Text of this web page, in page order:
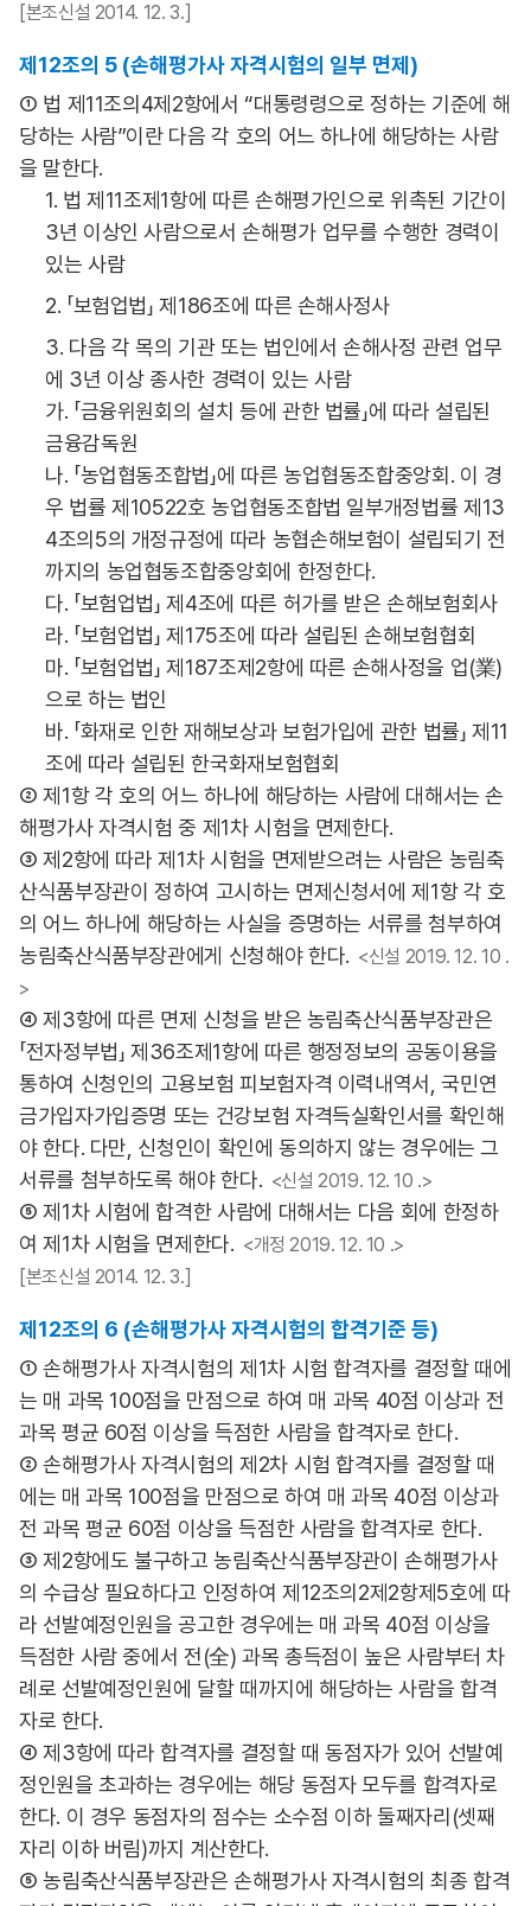
[본조신설 2014. 12. 3.]
제12조의 5 (손해평가사 자격시험의 일부 면제)
① 법 제11조의4제2항에서 “대통령령으로 정하는 기준에 해
당하는 사람”이란 다음 각 호의 어느 하나에 해당하는 사람
을 말한다.
1. 법 제11조제1항에 따른 손해평가인으로 위촉된 기간이
3년 이상인 사람으로서 손해평가 업무를 수행한 경력이
있는 사람
2. 「보험업법」 제186조에 따른 손해사정사
3. 다음 각 목의 기관 또는 법인에서 손해사정 관련 업무
에 3년 이상 종사한 경력이 있는 사람
가. 「금융위원회의 설치 등에 관한 법률」에 따라 설립된
금융감독원
나. 「농업협동조합법」에 따른 농업협동조합중앙회. 이 경
우 법률 제10522호 농업협동조합법 일부개정법률 제13
4조의5의 개정규정에 따라 농협손해보험이 설립되기 전
까지의 농업협동조합중앙회에 한정한다.
다. 「보험업법」 제4조에 따른 허가를 받은 손해보험회사
라. 「보험업법」 제175조에 따라 설립된 손해보험협회
마. 「보험업법」 제187조제2항에 따른 손해사정을 업(業)
으로 하는 법인
바. 「화재로 인한 재해보상과 보험가입에 관한 법률」 제11
조에 따라 설립된 한국화재보험협회
② 제1항 각 호의 어느 하나에 해당하는 사람에 대해서는 손
해평가사 자격시험 중 제1차 시험을 면제한다.
③ 제2항에 따라 제1차 시험을 면제받으려는 사람은 농림축
산식품부장관이 정하여 고시하는 면제신청서에 제1항 각 호
의 어느 하나에 해당하는 사실을 증명하는 서류를 첨부하여
농림축산식품부장관에게 신청해야 한다. <신설 2019. 12. 10 .
>
④ 제3항에 따른 면제 신청을 받은 농림축산식품부장관은
「전자정부법」 제36조제1항에 따른 행정정보의 공동이용을
통하여 신청인의 고용보험 피보험자격 이력내역서, 국민연
금가입자가입증명 또는 건강보험 자격득실확인서를 확인해
야 한다. 다만, 신청인이 확인에 동의하지 않는 경우에는 그
서류를 첨부하도록 해야 한다. <신설 2019. 12. 10 .>
⑤ 제1차 시험에 합격한 사람에 대해서는 다음 회에 한정하
여 제1차 시험을 면제한다. <개정 2019. 12. 10 .>
[본조신설 2014. 12. 3.]
제12조의 6 (손해평가사 자격시험의 합격기준 등)
① 손해평가사 자격시험의 제1차 시험 합격자를 결정할 때에
는 매 과목 100점을 만점으로 하여 매 과목 40점 이상과 전
과목 평균 60점 이상을 득점한 사람을 합격자로 한다.
② 손해평가사 자격시험의 제2차 시험 합격자를 결정할 때
에는 매 과목 100점을 만점으로 하여 매 과목 40점 이상과
전 과목 평균 60점 이상을 득점한 사람을 합격자로 한다.
③ 제2항에도 불구하고 농림축산식품부장관이 손해평가사
의 수급상 필요하다고 인정하여 제12조의2제2항제5호에 따
라 선발예정인원을 공고한 경우에는 매 과목 40점 이상을
득점한 사람 중에서 전(全) 과목 총득점이 높은 사람부터 차
례로 선발예정인원에 달할 때까지에 해당하는 사람을 합격
자로 한다.
④ 제3항에 따라 합격자를 결정할 때 동점자가 있어 선발예
정인원을 초과하는 경우에는 해당 동점자 모두를 합격자로
한다. 이 경우 동점자의 점수는 소수점 이하 둘째자리(셋째
자리 이하 버림)까지 계산한다.
⑤ 농림축산식품부장관은 손해평가사 자격시험의 최종 합격